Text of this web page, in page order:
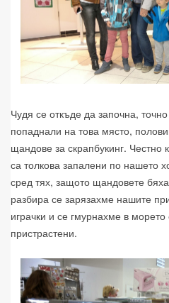
Чудя се откъде да започна,
попаднали на това място,
щандове за скрапбукинг.
са толкова запалени по нашето
сред тях, защото щандовете
разбира се зарязахме нашите
играчки и се гмурнахме в
пристрастени.